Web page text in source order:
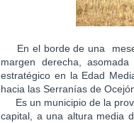
En el borde de una
margen derecha,
estratégico en la Edad
hacia las Serranías de
Es un municipio de la
capital, a una altura media